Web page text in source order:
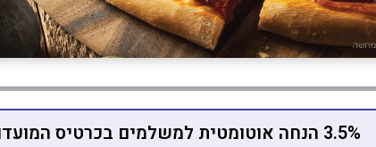
3.5% הנחה אוטומטית למשלמים בכרטיס המועדון